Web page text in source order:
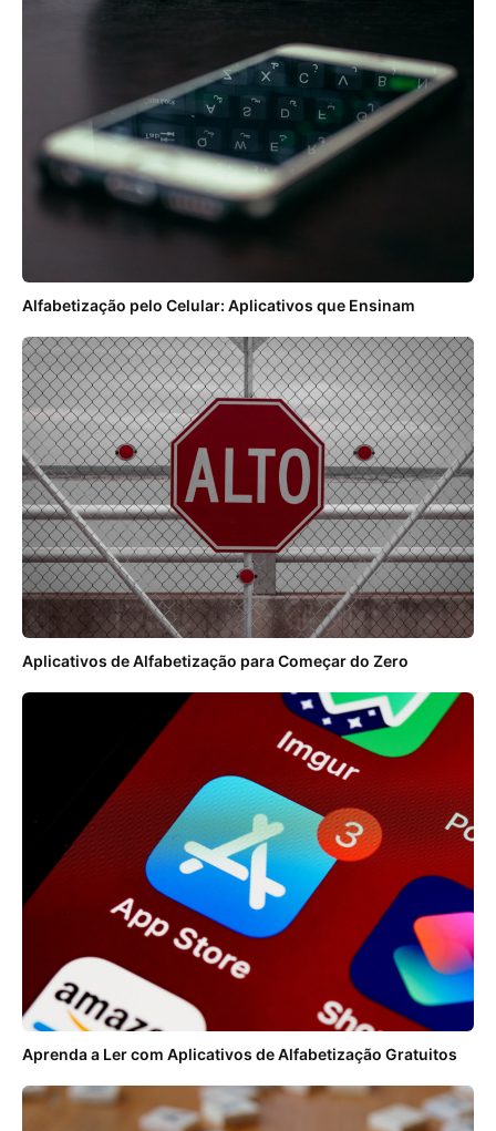
Alfabetização pelo Celular: Aplicativos que Ensinam
Aplicativos de Alfabetização para Começar do Zero
Aprenda a Ler com Aplicativos de Alfabetização Gratuitos